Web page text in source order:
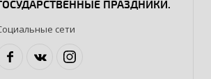
ПРАЗДНИКИ.
сети